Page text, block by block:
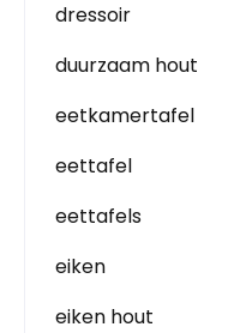
dressoir
duurzaam hout
eetkamertafel
eettafel
eettafels
eiken
eiken hout